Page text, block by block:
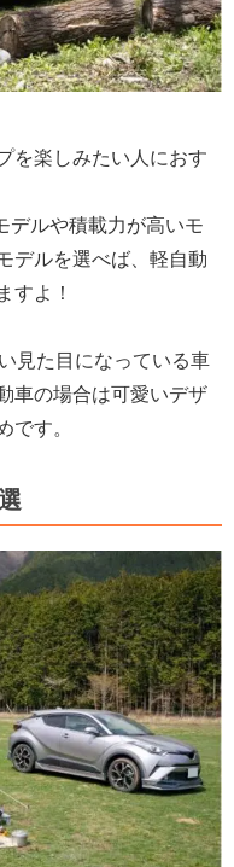
を楽しみたい人におす
デルや積載力が高いモ
デルを選べば、軽自動
すよ！
見た目になっている車
車の場合は可愛いデザ
です。